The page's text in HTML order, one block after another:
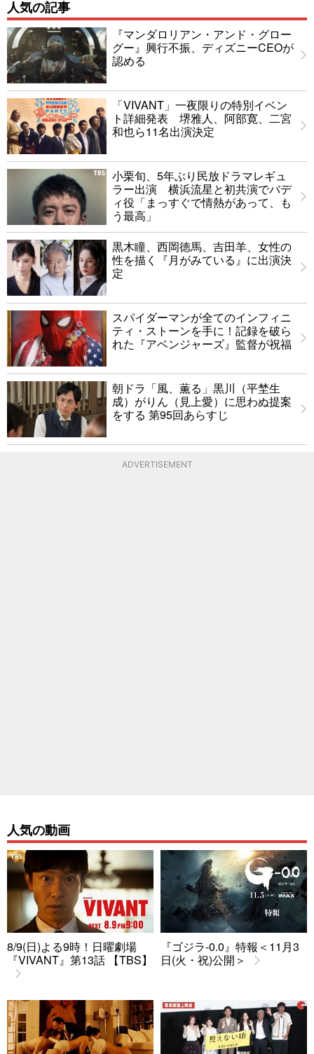
人気の記事
『マンダロリアン・アンド・グロー
グー』興行不振、ディズニーCEOが
認める
「VIVANT」一夜限りの特別イベン
ト詳細発表 堺雅人、阿部寛、二宮
和也ら11名出演決定
小栗旬、5年ぶり民放ドラマレギュ
ラー出演 横浜流星と初共演でバデ
ィ役「まっすぐで情熱があって、も
う最高」
黒木瞳、西岡徳馬、吉田羊、女性の
性を描く『月がみている』に出演決
定
スパイダーマンが全てのインフィニ
ティ・ストーンを手に！記録を破ら
れた『アベンジャーズ』監督が祝福
朝ドラ「風、薫る」黒川（平埜生
成）がりん（見上愛）に思わぬ提案
をする 第95回あらすじ
ADVERTISEMENT
人気の動画
8/9(日)よる9時！日曜劇場
『VIVANT』第13話 【TBS】
『ゴジラ-0.0』特報＜11月3
日(火・祝)公開＞